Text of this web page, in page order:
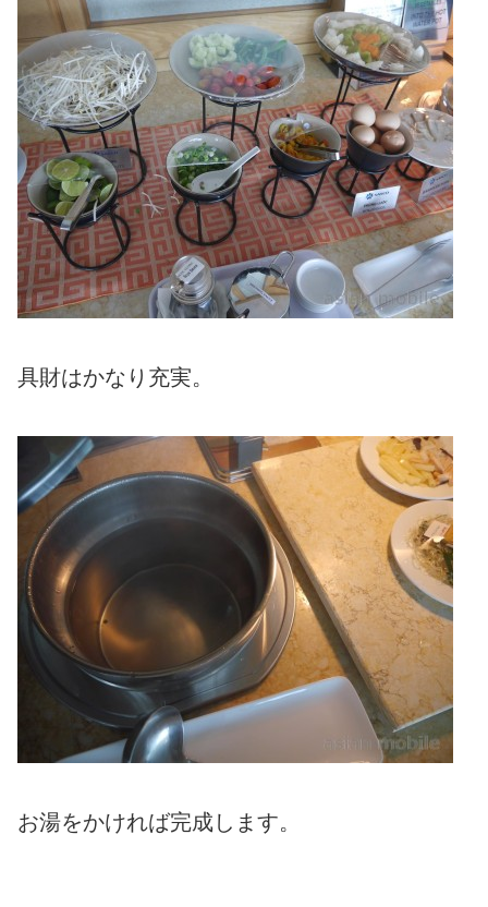
具財はかなり充実。
お湯をかければ完成します。